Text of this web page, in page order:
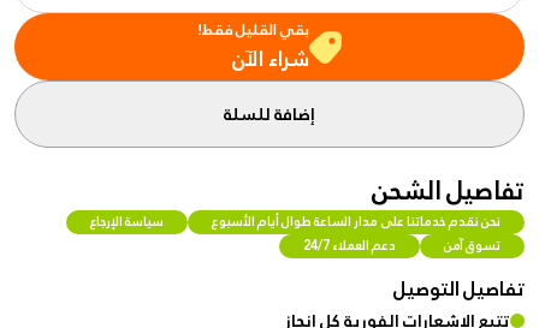
بقي القليل فقط!
شراء الآن
إضافة للسلة
تفاصيل الشحن
نحن نقدم خدماتنا على مدار الساعة طوال أيام الأسبوع
سياسة الإرجاع
تسوق آمن
دعم العملاء 24/7
تفاصيل التوصيل
تتبع الإشعارات الفورية كل إنجاز